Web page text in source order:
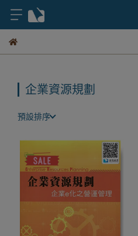
企業資源規劃
預設排序